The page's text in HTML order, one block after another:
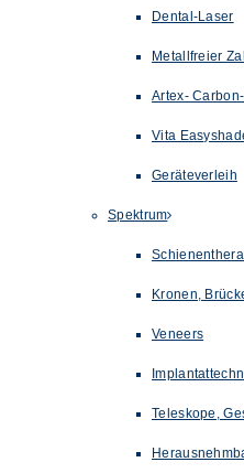
Dental-Laser
Metallfreier
Artex-
Vita
Geräteverleih
Spektrum
Kronen,
Veneers
Teleskope,